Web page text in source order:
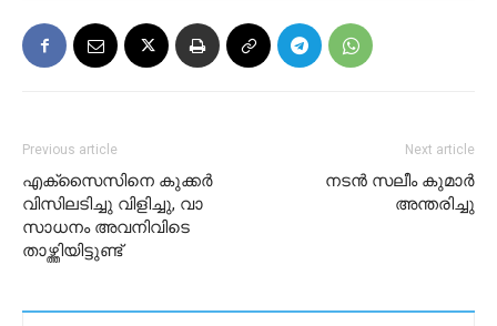
Previous article
എക്സൈസിനെ കുക്കര്‍
വിസിലടിച്ചു വിളിച്ചു, വാ
സാധനം അവനിവിടെ
താഴ്ത്തിയിട്ടുണ്ട്
Next article
നടൻ സലീം കുമാർ
അന്തരിച്ചു